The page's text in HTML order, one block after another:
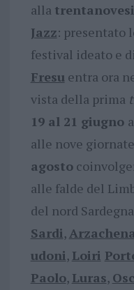
alla
Jazz: presentato
festival ideato e
Fresu entra ora
vista della prima
19 al 21 giugno a
alle nove
agosto
alle falde del
del nord
Sardi,
udoni, Loiri
Paolo, Luras,